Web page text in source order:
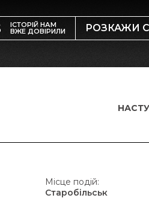
ІСТОРІЙ НАМ
ВЖЕ ДОВІРИЛИ РОЗКАЖИ
Місце подій:
Старобільськ